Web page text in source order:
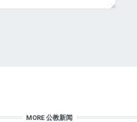
MORE 公教新闻